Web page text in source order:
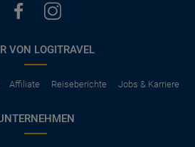
VON LOGITRAVEL
Affiliate Reiseberichte Jobs & Karriere